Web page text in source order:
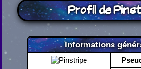
Profil de
Informations